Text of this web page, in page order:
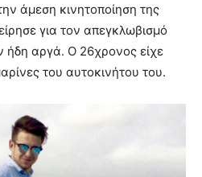
άμεση κινητοποίηση της
για τον απεγκλωβισμό
ήδη αργά. Ο 26χρονος είχε
του αυτοκινήτου του.